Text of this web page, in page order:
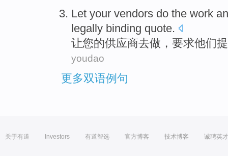
Let your vendors do the work
legally binding quote.
让您的供应商去做 ， 要求他们
youdao
更多双语例句
关于有道 Investors 有道智选 官方博客 技术博客 诚聘英才